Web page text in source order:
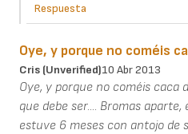
Respuesta
Oye, y porque no coméis
Cris (unverified)10 Abr 2013
Oye, y porque no coméis caca
que debe ser.... Bromas
estuve 6 meses con antojo de